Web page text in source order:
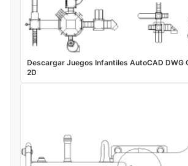
Descargar Juegos Infantiles AutoCAD DWG
2D